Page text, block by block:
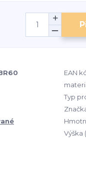
EAN
Typ
Výška